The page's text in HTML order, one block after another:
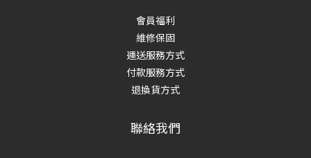
會員福利
維修保固
運送服務方式
付款服務方式
退換貨方式
聯絡我們